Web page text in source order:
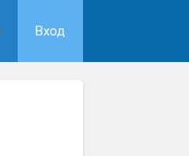
Вход